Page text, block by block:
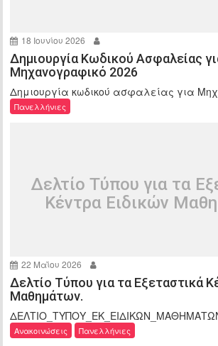
18 Ιουνίου 2026
Δημιουργία Κωδικού Ασφαλείας
Μηχανογραφικό 2026
Δημιουργία κωδικού ασφαλείας για
Πανελλήνιες
Δελτίο Τύπου για τα
Κέντρα Ειδικών
22 Μαΐου 2026
Δελτίο Τύπου για τα Εξεταστικά
Μαθημάτων.
Ανακοινώσεις Πανελλήνιες